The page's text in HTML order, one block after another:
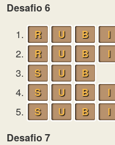
Desafio 6
1.
R U B
I
2.
R U B I
3.
S U
B
4.
S U B
I
5.
S U B I
Desafio 7